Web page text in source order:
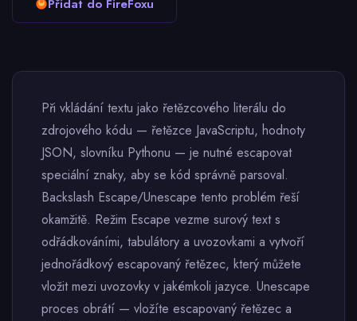
Přidat do FireFoxu
Při vkládání textu jako řetězcového literálu do
zdrojového kódu — řetězce JavaScriptu, hodnoty
JSON, slovníku Pythonu — je nutné escapovat
speciální znaky, aby se kód správně parsoval.
Backslash Escape/Unescape tento problém řeší
okamžitě. Režim Escape vezme surový text s
odřádkováními, tabulátory a uvozovkami a vytvoří
jednořádkový escapovaný řetězec, který můžete
vložit mezi uvozovky v jakémkoli jazyce. Unescape
proces obrátí — vložíte escapovaný řetězec a